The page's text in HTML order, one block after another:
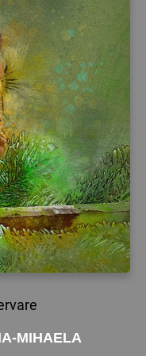
MIHAELA